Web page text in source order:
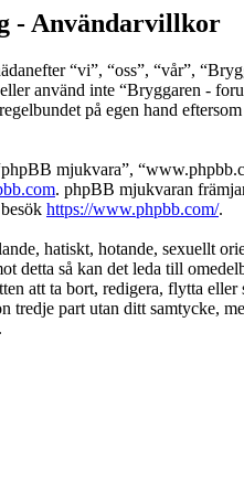
- Användarvillkor
“vi”, “oss”, “vår”,
använd inte “Bryggaren -
på egen hand
mjukvara”,
. phpBB mjukvaran
https://www.phpbb.com/.
hatiskt, hotande, sexuellt
så kan det leda till
att ta bort, redigera, flytta
tredje part utan ditt samtycke,